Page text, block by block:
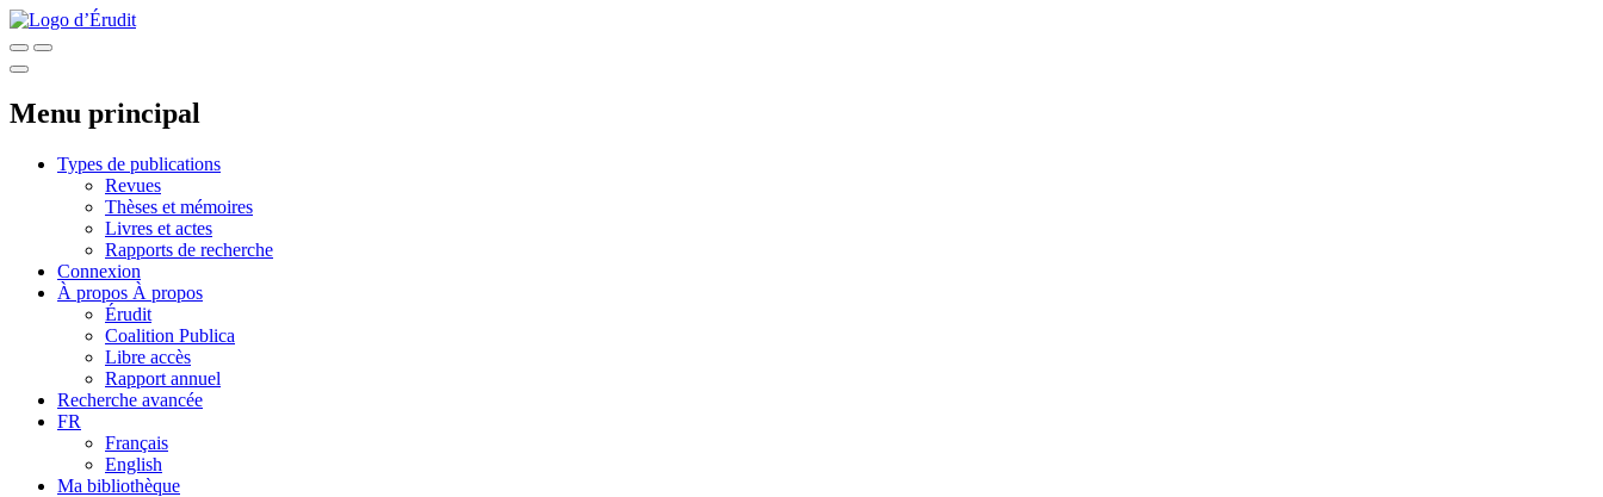
Menu principal
Types de publications
Revues
Thèses et mémoires
Livres et actes
Rapports de recherche
Connexion
À propos À propos
Érudit
Coalition Publica
Libre accès
Rapport annuel
Recherche avancée
FR
Français
English
Ma bibliothèque